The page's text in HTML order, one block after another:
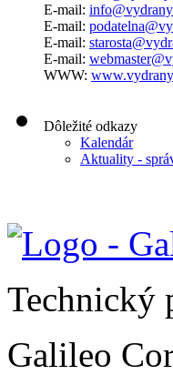
E-mail:
E-mail:
E-mail:
E-mail:
WWW:
Dôležité odkazy
Kalendár
Aktuality -
Technický
Galileo